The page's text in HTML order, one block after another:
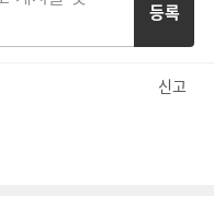
등록
신고